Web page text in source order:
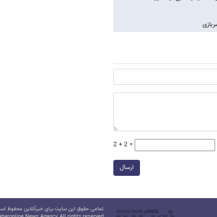
2 + 2 =
ارسال
تمامی حقوق این سایت برای خبرآنلاین محفوظ